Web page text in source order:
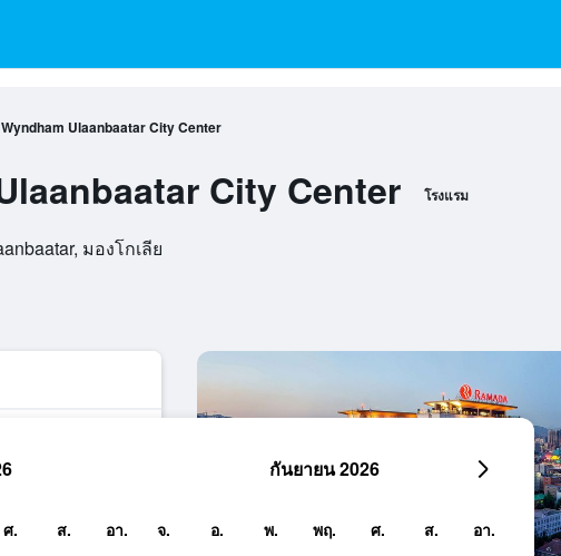
Ulaanbaatar City Center
City Center โรงแรม
มองโกเลีย
ศ. ส. อา.
กันยายน 2026
จ. อ. พ. พฤ. ศ. ส. อา.